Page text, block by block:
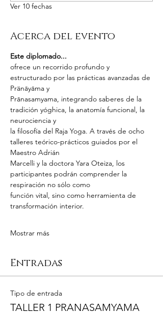
Ver 10 fechas
Acerca del evento
Este diplomado...
ofrece un recorrido profundo y
estructurado por las prácticas avanzadas de
Pränāyāma y
Prānasamyama, integrando saberes de la
tradición yóghica, la anatomía funcional, la
neurociencia y
la filosofía del Raja Yoga. A través de ocho
talleres teórico-prácticos guiados por el
Maestro Adrián
Marcelli y la doctora Yara Oteiza, los
participantes podrán comprender la
respiración no sólo como
función vital, sino como herramienta de
transformación interior.
Mostrar más
Entradas
Tipo de entrada
TALLER 1 PRANASAMYAMA